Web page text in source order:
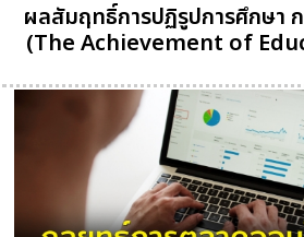
ผลสัมฤทธิ์การปฏิรูปการศึกษา
(The Achievement of